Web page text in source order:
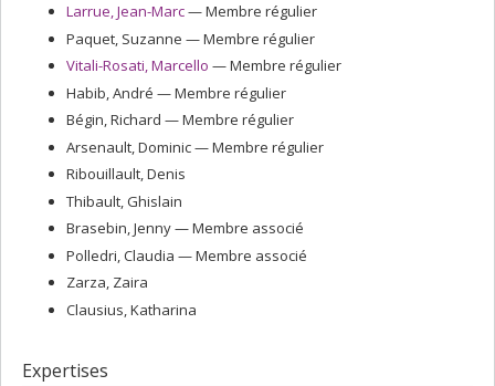
Larrue, Jean-Marc— Membre régulier
Paquet, Suzanne — Membre régulier
Vitali-Rosati, Marcello — Membre régulier
Habib, André — Membre régulier
Bégin, Richard — Membre régulier
Arsenault, Dominic— Membre régulier
Ribouillault, Denis
Thibault, Ghislain
Brasebin, Jenny— Membre associé
Polledri, Claudia — Membre associé
Zarza, Zaira
Clausius, Katharina
Expertises